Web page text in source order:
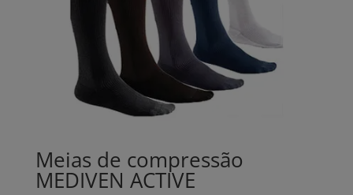
Meias de compressão
MEDIVEN ACTIVE